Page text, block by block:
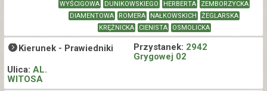
WYŚCIGOWA
DUNIKOWSKIEGO HERBERTA
ZEMBORZYCKA
DIAMENTOWA
ROMERA NAŁKOWSKICH
ŻEGLARSKA
KRĘŻNICKA
CIENISTA OSMOLICKA
Kierunek - Prawiedniki Przystanek: 2942
Grygowej 02
Ulica: AL.
WITOSA